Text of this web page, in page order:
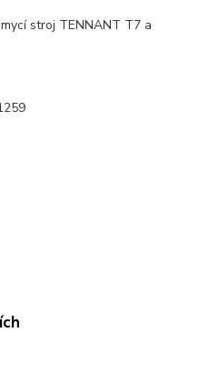
stroj TENNANT T7 a